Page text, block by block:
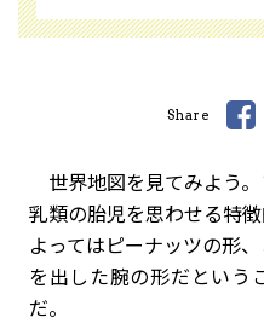
Share
世界地図を見てみよう
乳類の胎児を思わせる特
よってはピーナッツの形
を出した腕の形だという
だ。